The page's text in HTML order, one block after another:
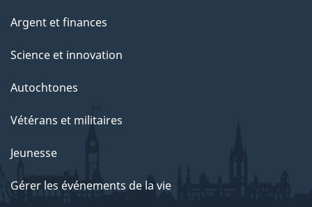
Argent et finances
Science et innovation
Autochtones
Vétérans et militaires
Jeunesse
Gérer les événements de la vie